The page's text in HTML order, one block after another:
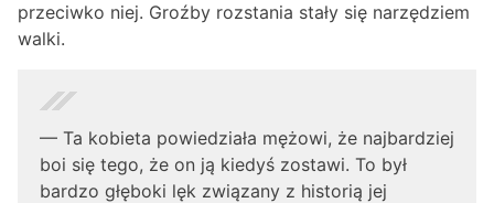
przeciwko niej. Groźby rozstania stały się narzędziem
walki.
— Ta kobieta powiedziała mężowi, że najbardziej
boi się tego, że on ją kiedyś zostawi. To był
bardzo głęboki lęk związany z historią jej